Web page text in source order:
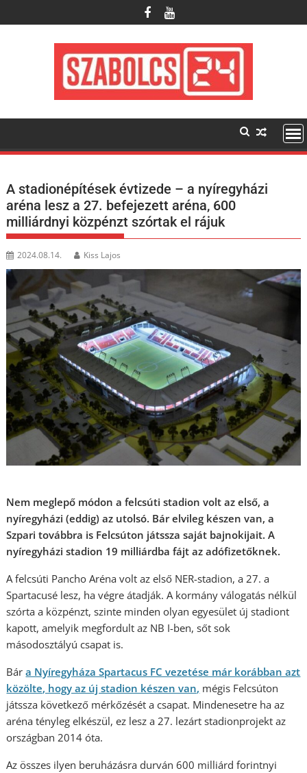
to
A stadionépítések évtizede – a nyíregyházi
aréna lesz a 27. befejezett aréna, 600
milliárdnyi közpénzt szórtak el rájuk
2024.08.14. Kiss Lajos
Nem meglepő módon a felcsúti stadion volt az első, a
nyíregyházi (eddig) az utolsó. Bár elvileg készen van, a
Szpari továbbra is Felcsúton játssza saját bajnokijait. A
nyíregyházi stadion 19 milliárdba fájt az adófizetőknek.
A felcsúti Pancho Aréna volt az első NER-stadion, a 27. a
Spartacusé lesz, ha végre átadják. A kormány válogatás nélkül
szórta a közpénzt, szinte minden olyan egyesület új stadiont
kapott, amelyik megfordult az NB I-ben, sőt sok
másodosztályú csapat is.
Bára Nyíregyháza Spartacus FC vezetése már korábban azt
közölte, hogy az új stadion készen van, mégis Felcsúton
játssza következő mérkőzését a csapat. Mindenesetre ha az
aréna tényleg elkészül, ez lesz a 27. lezárt stadionprojekt az
országban 2014 óta.
Az összes ilyen beruházásra durván 600 milliárd forintnyi